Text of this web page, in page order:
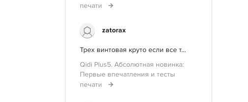
печати
zatorax
Трех винтовая круто если все т...
Qidi Plus5. Абсолютная новинка:
Первые впечатления и тесты
печати